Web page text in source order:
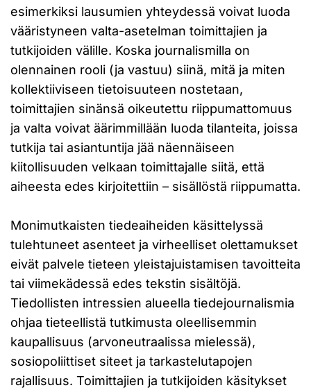
esimerkiksi lausumien yhteydessä voivat luoda
vääristyneen valta-asetelman toimittajien ja
tutkijoiden välille. Koska journalismilla on
olennainen rooli (ja vastuu) siinä, mitä ja miten
kollektiiviseen tietoisuuteen nostetaan,
toimittajien sinänsä oikeutettu riippumattomuus
ja valta voivat äärimmillään luoda tilanteita, joissa
tutkija tai asiantuntija jää näennäiseen
kiitollisuuden velkaan toimittajalle siitä, että
aiheesta edes kirjoitettiin – sisällöstä riippumatta.
Monimutkaisten tiedeaiheiden käsittelyssä
tulehtuneet asenteet ja virheelliset olettamukset
eivät palvele tieteen yleistajuistamisen tavoitteita
tai viimekädessä edes tekstin sisältöjä.
Tiedollisten intressien alueella tiedejournalismia
ohjaa tieteellistä tutkimusta oleellisemmin
kaupallisuus (arvoneutraalissa mielessä),
sosiopoliittiset siteet ja tarkastelutapojen
rajallisuus. Toimittajien ja tutkijoiden käsitykset